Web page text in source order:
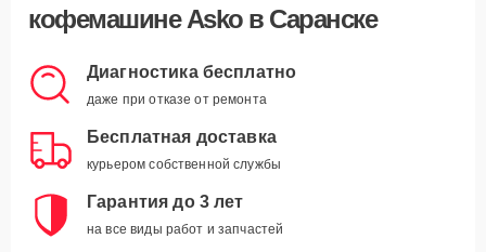
кофемашине Asko в Саранске
Диагностика бесплатно
даже при отказе от ремонта
Бесплатная доставка
курьером собственной службы
Гарантия до 3 лет
на все виды работ и запчастей